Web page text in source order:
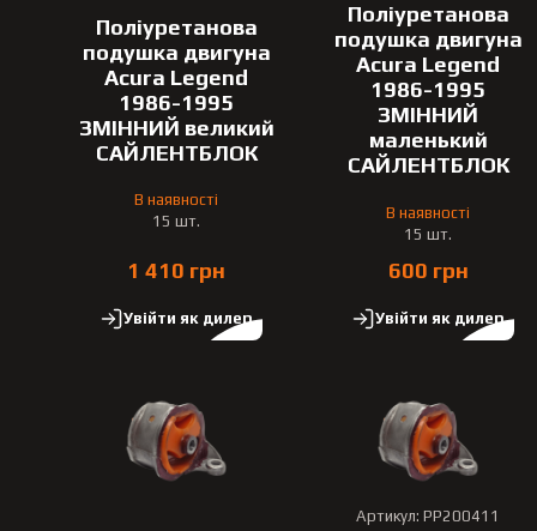
Поліуретанова
подушка двигуна
Acura Legend
1986-1995
ЗМІННИЙ великий
САЙЛЕНТБЛОК
В наявності
15 шт.
1 410 грн
Увійти як дилер
Поліуретанова
подушка двигуна
Acura Legend
1986-1995
ЗМІННИЙ
маленький
САЙЛЕНТБЛОК
В наявності
15 шт.
600 грн
Увійти як дилер
Артикул: PP200411